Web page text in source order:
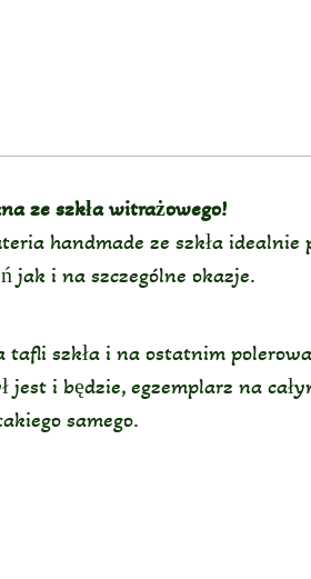
ze szkła witrażowego!
handmade ze szkła
jak i na szczególne okazje.
szkła i na ostatnim
i będzie, egzemplarz na
samego.